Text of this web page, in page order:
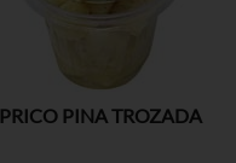
PRICO PINA TROZADA